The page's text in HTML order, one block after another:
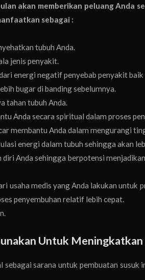
akan memberikan peluang Anda
sebagai :
tubuh Anda.
jenis penyakit.
energi negatif penyebab penyakit
bugar di banding sebelumnya.
tahan tubuh Anda.
Anda secara spiritual dalam proses
membantu Anda dalam mengurangi
energi dalam tubuh sehingga akan
Anda sehingga berpotensi
usaha medis yang Anda lakukan untuk
penyembuhan relatif lebih cepat.
Untuk
sarana untuk pembuatan susuk